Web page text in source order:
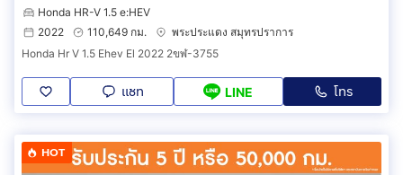
Honda HR-V 1.5 e:HEV
2022
110,649 กม.
พระประแดง สมุทรปราการ
Honda Hr V 1.5 Ehev El 2022 2ขฬ-3755
แชท LINE โทร
HOT